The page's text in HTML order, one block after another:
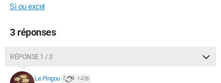
Si ou excel
3 réponses
RÉPONSE 1 / 3
Le Pingou 1 478